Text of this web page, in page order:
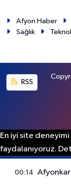
Afyon Haber
Sağlık
RSS
En iyi site
faydalanıyoruz.
00:14